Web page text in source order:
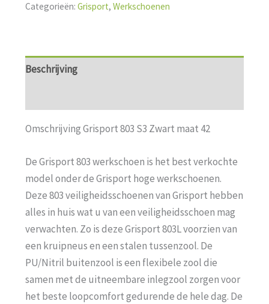
Categorieën: Grisport, Werkschoenen
Beschrijving
Omschrijving Grisport 803 S3 Zwart maat 42
De Grisport 803 werkschoen is het best verkochte
model onder de Grisport hoge werkschoenen.
Deze 803 veiligheidsschoenen van Grisport hebben
alles in huis wat u van een veiligheidsschoen mag
verwachten. Zo is deze Grisport 803L voorzien van
een kruipneus en een stalen tussenzool. De
PU/Nitril buitenzool is een flexibele zool die
samen met de uitneembare inlegzool zorgen voor
het beste loopcomfort gedurende de hele dag. De